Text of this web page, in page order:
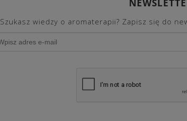
Szukasz wiedzy o aromaterapii? Zapisz się do